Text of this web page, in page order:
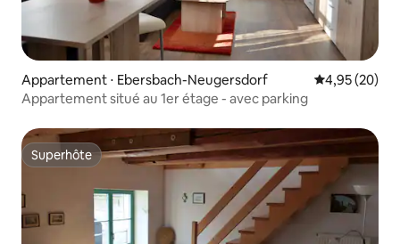
Appartement ⋅ Ebersbach-Neugersdorf Évaluation
4,95 (20)
Appartement situé au 1er étage - avec parking
Superhôte
Superhôte